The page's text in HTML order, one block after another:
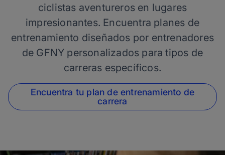
ciclistas aventureros en lugares
impresionantes. Encuentra planes de
entrenamiento diseñados por entrenadores
de GFNY personalizados para tipos de
carreras específicos.
Encuentra tu plan de entrenamiento de
carrera